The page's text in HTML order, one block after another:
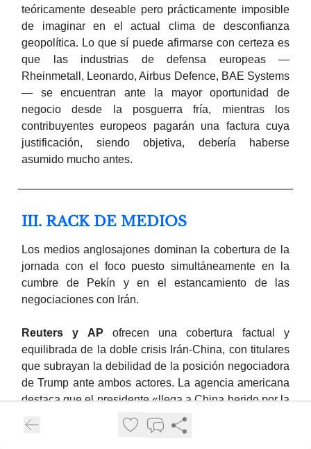
teóricamente deseable pero prácticamente imposible
de imaginar en el actual clima de desconfianza
geopolítica. Lo que sí puede afirmarse con certeza es
que las industrias de defensa europeas —
Rheinmetall, Leonardo, Airbus Defence, BAE Systems
— se encuentran ante la mayor oportunidad de
negocio desde la posguerra fría, mientras los
contribuyentes europeos pagarán una factura cuya
justificación, siendo objetiva, debería haberse
asumido mucho antes.
III. RACK DE MEDIOS
Los medios anglosajones dominan la cobertura de la
jornada con el foco puesto simultáneamente en la
cumbre de Pekín y en el estancamiento de las
negociaciones con Irán.
Reuters y AP ofrecen una cobertura factual y
equilibrada de la doble crisis Irán-China, con titulares
que subrayan la debilidad de la posición negociadora
de Trump ante ambos actores. La agencia americana
destaca que el presidente «llega a China herido por la
guerra de Irán, en busca de victorias».